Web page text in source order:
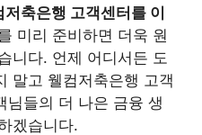
축은행 고객센터를 이
미리 준비하면 더욱 원
니다. 언제 어디서든 도
말고 웰컴저축은행 고객
님들의 더 나은 금융 생
겠습니다.